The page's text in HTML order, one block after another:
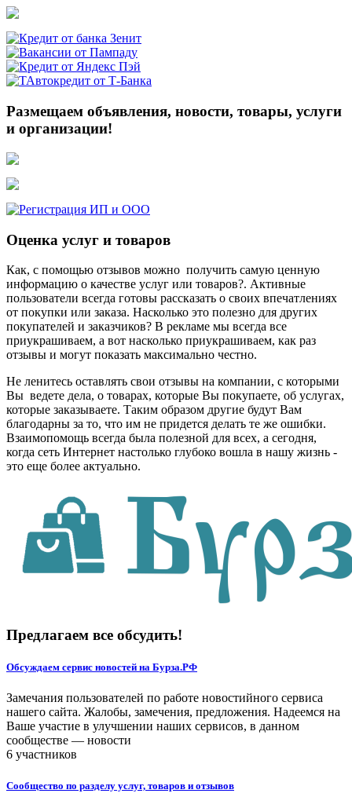
Размещаем объявления, новости, товары, услуги
и организации!
Оценка услуг и товаров
Как, с помощью отзывов можно получить самую ценную
информацию о качестве услуг или товаров?. Активные
пользователи всегда готовы рассказать о своих впечатлениях
от покупки или заказа. Насколько это полезно для других
покупателей и заказчиков? В рекламе мы всегда все
приукрашиваем, а вот насколько приукрашиваем, как раз
отзывы и могут показать максимально честно.
Не ленитесь оставлять свои отзывы на компании, с которыми
Вы ведете дела, о товарах, которые Вы покупаете, об услугах,
которые заказываете. Таким образом другие будут Вам
благодарны за то, что им не придется делать те же ошибки.
Взаимопомощь всегда была полезной для всех, а сегодня,
когда сеть Интернет настолько глубоко вошла в нашу жизнь -
это еще более актуально.
Предлагаем все обсудить!
Обсуждаем сервис новостей на Бурза.РФ
Замечания пользователей по работе новостийного сервиса
нашего сайта. Жалобы, замечения, предложения. Надеемся на
Ваше участие в улучшении наших сервисов, в данном
сообществе — новости
6 участников
Сообщество по разделу услуг, товаров и отзывов